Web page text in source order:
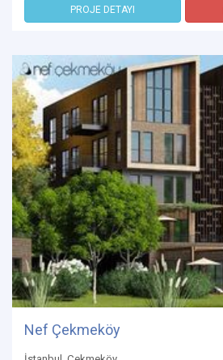
PROJE DETAYI
Nef Çekmeköy